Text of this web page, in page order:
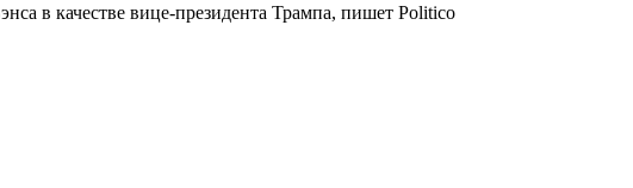
в качестве вице-президента Трампа, пишет Politico